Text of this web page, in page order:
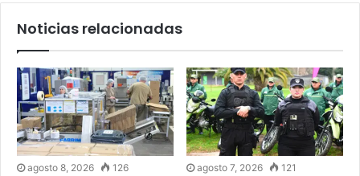
Noticias relacionadas
agosto 8, 2026 126 agosto 7, 2026 121